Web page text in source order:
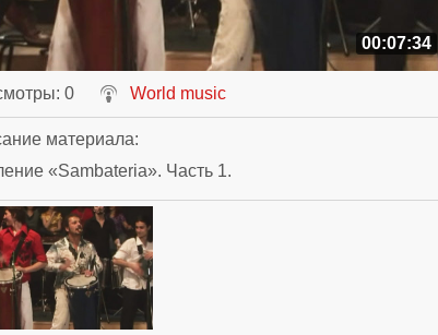
00:07:34
: 0 World music
материала:
«Sambateria». Часть 1.